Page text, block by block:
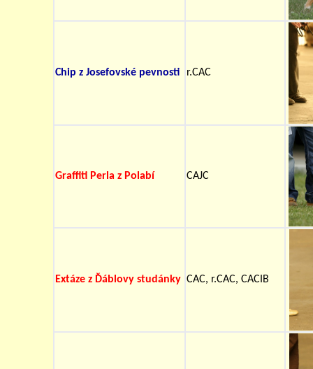
Chip z Josefovské pevnosti r.CAC
Graffiti Perla z Polabí CAJC
Extáze z Ďáblovy studánky CAC, r.CAC, CACIB